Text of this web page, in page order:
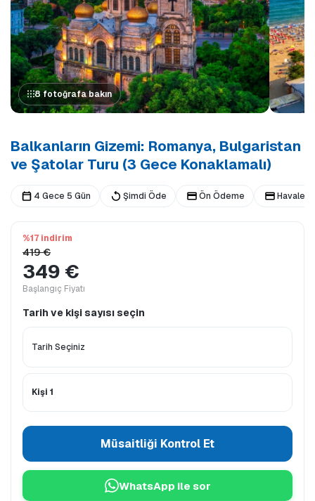
8 fotoğrafa bakın
Balkanların Gizemi: Romanya, Bulgaristan
ve Şatolar Turu (3 Gece Konaklamalı)
4 Gece 5 Gün Şimdi Öde Ön Ödeme Havale /
%17 indirim
419 €
349 €
Başlangıç Fiyatı
Tarih ve kişi sayısı seçin
Kişi 1
Müsaitliği Kontrol Et
WhatsApp ile sor